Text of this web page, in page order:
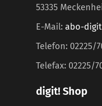
53335
E-Mail: abo-
Telefon: 02225/
Telefax: 02225/
digit! Shop